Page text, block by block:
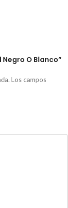
O Blanco”
Los campos